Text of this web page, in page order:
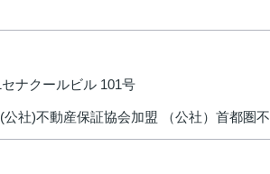
ナクールビル 101号
公社)不動産保証協会加盟 （公社）首都圏